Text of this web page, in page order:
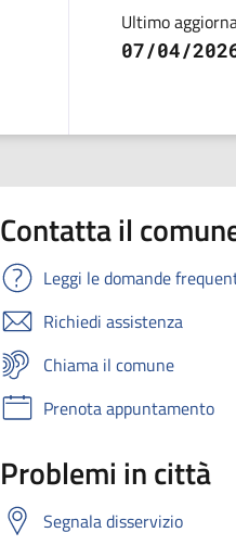
Ultimo
07/04/
Contatta il
Leggi le domande
Richiedi assistenza
Chiama il comune
Prenota appuntamento
Problemi in città
Segnala disservizio